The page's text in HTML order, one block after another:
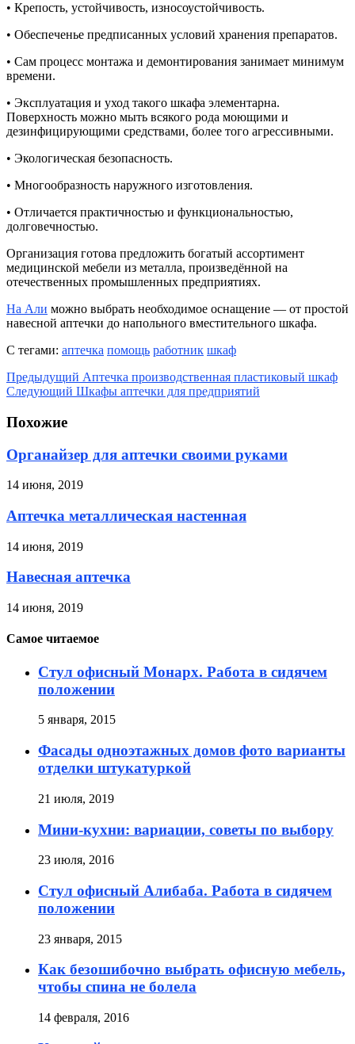
• Крепость, устойчивость, износоустойчивость.
• Обеспеченье предписанных условий хранения препаратов.
• Сам процесс монтажа и демонтирования занимает минимум
времени.
• Эксплуатация и уход такого шкафа элементарна.
Поверхность можно мыть всякого рода моющими и
дезинфицирующими средствами, более того агрессивными.
• Экологическая безопасность.
• Многообразность наружного изготовления.
• Отличается практичностью и функциональностью,
долговечностью.
Организация готова предложить богатый ассортимент
медицинской мебели из металла, произведённой на
отечественных промышленных предприятиях.
На Али можно выбрать необходимое оснащение — от простой
навесной аптечки до напольного вместительного шкафа.
С тегами: аптечка помощь работник шкаф
Предыдущий Аптечка производственная пластиковый шкаф
Следующий Шкафы аптечки для предприятий
Похожие
Органайзер для аптечки своими руками
14 июня, 2019
Аптечка металлическая настенная
14 июня, 2019
Навесная аптечка
14 июня, 2019
Самое читаемое
Стул офисный Монарх. Работа в сидячем
положении
5 января, 2015
Фасады одноэтажных домов фото варианты
отделки штукатуркой
21 июля, 2019
Мини-кухни: вариации, советы по выбору
23 июля, 2016
Стул офисный Алибаба. Работа в сидячем
положении
23 января, 2015
Как безошибочно выбрать офисную мебель,
чтобы спина не болела
14 февраля, 2016